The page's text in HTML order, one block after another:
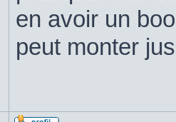
en avoir un
peut monter